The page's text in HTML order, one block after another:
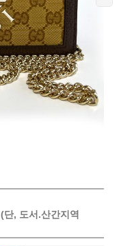
(단, 도서.산간지역